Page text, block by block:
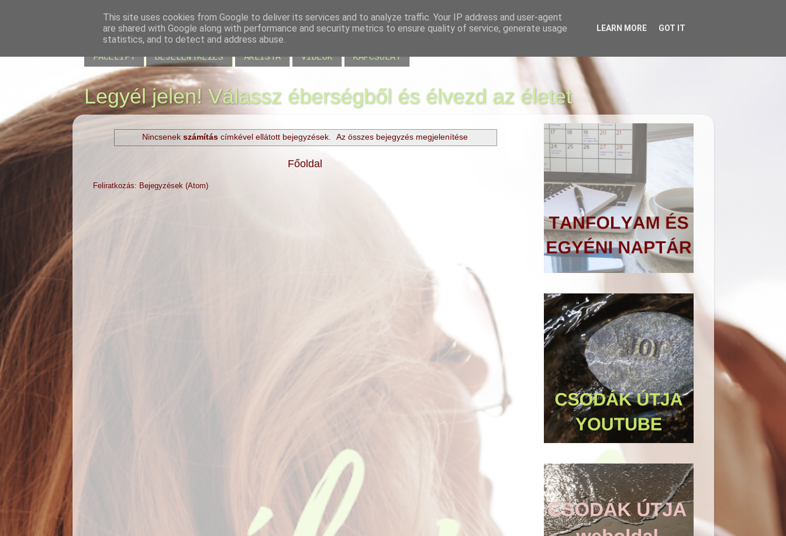
BLOG JELENLÉT VISSZAJELZÉSEK
FACELIFT
BEJELENTKEZÉS ÁRLISTA VIDEÓK KAPCSOLAT
Legyél jelen! Válassz éberségből és élvezd az életet
Nincsenek számításcímkével ellátott bejegyzések. Az összes bejegyzés megjelenítése
Főoldal
Feliratkozás: Bejegyzések (Atom)
This site uses cookies from Google to deliver its services and to analyze traffic. Your IP address and user-agent
are shared with Google along with performance and security metrics to ensure quality of service, generate usage
statistics, and to detect and address abuse.
LEARN MORE GOT IT